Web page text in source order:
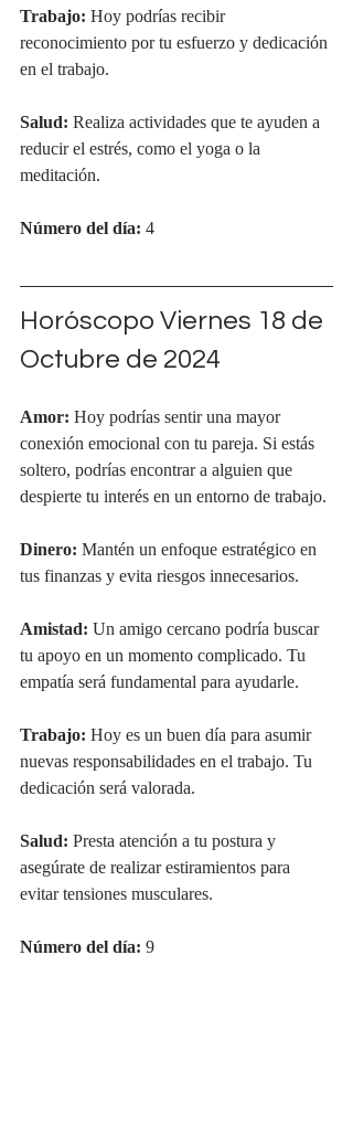
Trabajo: Hoy podrías recibir
reconocimiento por tu esfuerzo y dedicación
en el trabajo.
Salud: Realiza actividades que te ayuden a
reducir el estrés, como el yoga o la
meditación.
Número del día: 4
Horóscopo Viernes 18 de
Octubre de 2024
Amor: Hoy podrías sentir una mayor
conexión emocional con tu pareja. Si estás
soltero, podrías encontrar a alguien que
despierte tu interés en un entorno de trabajo.
Dinero: Mantén un enfoque estratégico en
tus finanzas y evita riesgos innecesarios.
Amistad: Un amigo cercano podría buscar
tu apoyo en un momento complicado. Tu
empatía será fundamental para ayudarle.
Trabajo: Hoy es un buen día para asumir
nuevas responsabilidades en el trabajo. Tu
dedicación será valorada.
Salud: Presta atención a tu postura y
asegúrate de realizar estiramientos para
evitar tensiones musculares.
Número del día: 9